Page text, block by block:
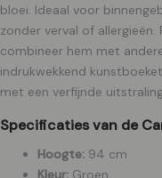
bloei. Ideaal voor
zonder verval of
combineer hem met
indrukwekkend
met een verfijnde
Specificaties van de
Hoogte: 94 cm
Kleur: Groen